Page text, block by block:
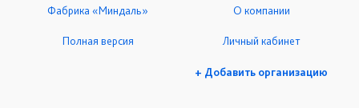
Фабрика «Миндаль» О компании
Полная версия Личный кабинет
+ Добавить организацию